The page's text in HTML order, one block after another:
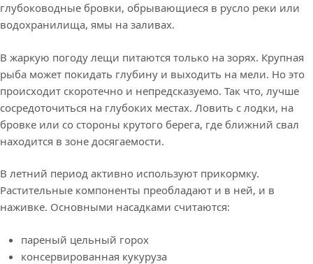
глубоководные бровки, обрывающиеся в русло реки или
водохранилища, ямы на заливах.
В жаркую погоду лещи питаются только на зорях. Крупная
рыба может покидать глубину и выходить на мели. Но это
происходит скоротечно и непредсказуемо. Так что, лучше
сосредоточиться на глубоких местах. Ловить с лодки, на
бровке или со стороны крутого берега, где ближний свал
находится в зоне досягаемости.
В летний период активно используют прикормку.
Растительные компоненты преобладают и в ней, и в
наживке. Основными насадками считаются:
пареный цельный горох
консервированная кукуруза